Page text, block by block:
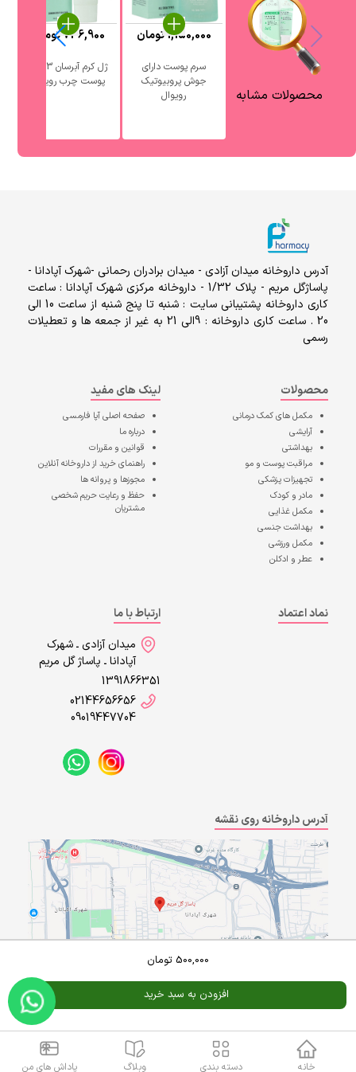
محصولات مشابه
سرم پوست دارای
جوش پروبیوتیک
رویوال
1,150,000تومان
پوست چرب رویوال
736,900تومان
500,000 تومان
افزودن به سبد خرید
آدرس داروخانه میدان آزادی - میدان برادران رحمانی -شهرک آپادانا -
پاساژگل مریم - پلاک 1/32 - داروخانه مرکزی شهرک آپادانا : ساعت
کاری داروخانه پشتیبانی سایت : شنبه تا پنج شنبه از ساعت 10 الی
20 . ساعت کاری داروخانه : 9الی 21 به غیر از جمعه ها و تعطیلات
رسمی
محصولات
مکمل های کمک درمانی
آرایشی
بهداشتی
مراقبت پوست و مو
تجهیزات پزشکی
مادر و کودک
مکمل غذایی
بهداشت جنسی
مکمل ورزشی
عطر و ادکلن
لینک های مفید
صفحه اصلیآپا فارمسی
درباره ما
قوانین و مقررات
راهنمای خرید از داروخانه آنلاین
مجوزها و پروانه ها
حفظ و رعایت حریم شخصی
مشتریان
نماد اعتماد
ارتباط با ما
میدان آزادی ـ شهرک
آپادانا ـ پاساژ گل مریم
1391866351
02144656656
09019447704
آدرس داروخانه روی نقشه
A Pluss
Powered By
خانه دسته بندی وبلاگ پاداش های من